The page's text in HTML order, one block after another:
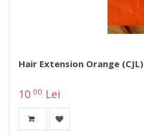
Hair Extension Orange (CJL)
10 00 Lei